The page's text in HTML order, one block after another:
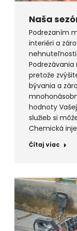
Naša
Podrezaním
interiéri a
pretože
bývania a
hodnoty
služieb si
Chemická
Čítaj viac